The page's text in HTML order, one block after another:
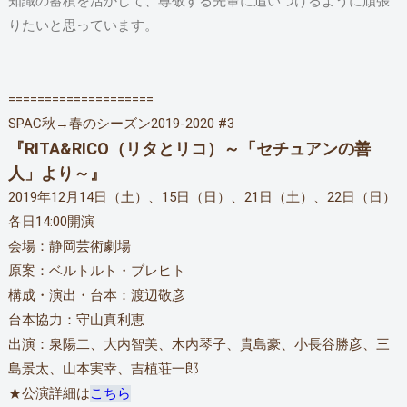
りたいと思っています。
====================
SPAC秋→春のシーズン2019-2020 #3
『RITA&RICO（リタとリコ）～「セチュアンの善
人」より～』
2019年12月14日（土）、15日（日）、21日（土）、22日（日）
各日14:00開演
会場：静岡芸術劇場
原案：ベルトルト・ブレヒト
構成・演出・台本：渡辺敬彦
台本協力：守山真利恵
出演：泉陽二、大内智美、木内琴子、貴島豪、小長谷勝彦、三
島景太、山本実幸、吉植荘一郎
★公演詳細はこちら